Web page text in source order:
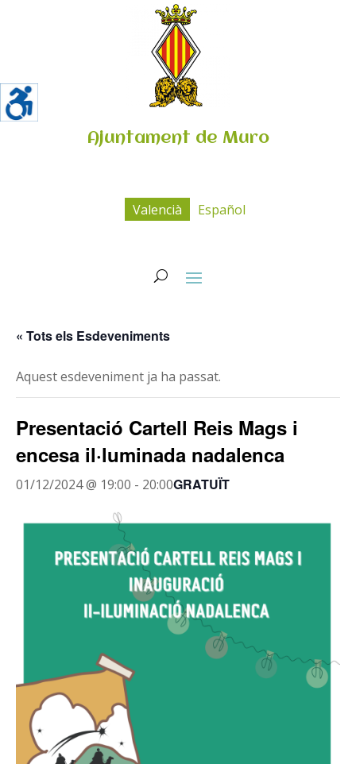
Ajuntament de Muro
Valencià Español
« Tots els Esdeveniments
Aquest esdeveniment ja ha passat.
Presentació Cartell Reis Mags i
encesa il·luminada nadalenca
01/12/2024 @ 19:00 - 20:00GRATUÏT